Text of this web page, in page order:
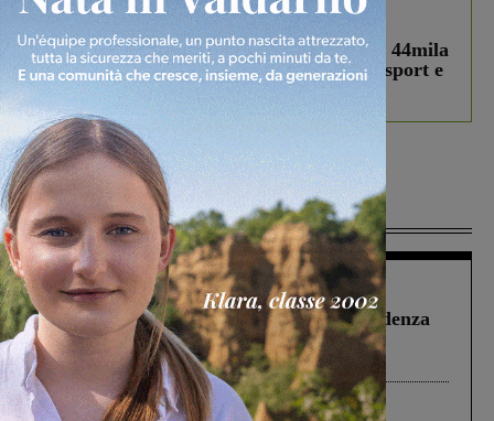
In vetrina 3 Agosto 2026
Estra Notizie agosto: Smart Cities, oltre 44mila
studenti coinvolti, torna il bando per lo sport e
debutta il podcast Estrair
Più lette
Figline Incisa Valdarno 1 Agosto 2026
Piscina di Figline finanziata oltre la scadenza
Pnrr, il gruppo di Fratelli d’Italia: “Un
ringraziamento al Governo”
Cronaca 4 Agosto 2026